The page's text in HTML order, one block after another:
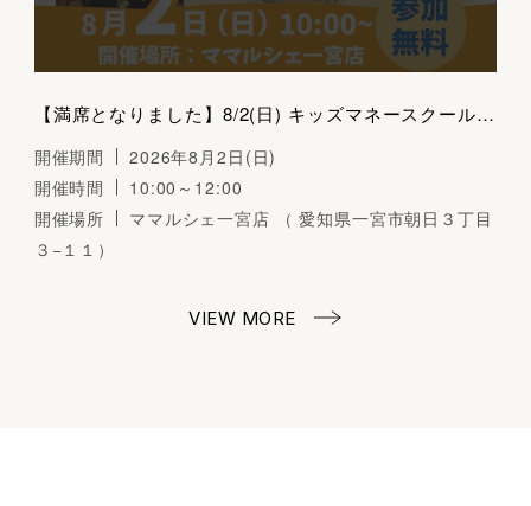
【満席となりました】8/2(日) キッズマネースクール（おみせやさんごっこ）～くらしとおかねの学びば～
開催期間
2026年8月2日(日)
開催時間
10:00～12:00
開催場所
ママルシェ一宮店 （ 愛知県一宮市朝日３丁目
３−１１）
VIEW MORE